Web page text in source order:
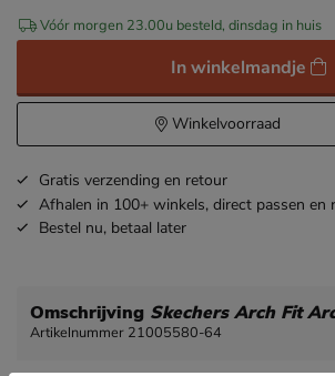
Vóór morgen 23.00u besteld, dinsdag in huis
In winkelmandje
Winkelvoorraad
Gratis verzending en retour
Afhalen in 100+ winkels, direct passen en
Bestel nu, betaal later
Omschrijving Skechers Arch Fit
Artikelnummer 21005580-64